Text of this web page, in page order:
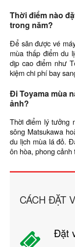
Thời điểm nào
trong năm?
Để săn được vé
mùa thấp điểm du
dịp cao điểm như
kiệm chi phí bay
Đi Toyama mùa
ảnh?
Thời điểm lý tưởng
sông Matsukawa
du lịch mùa lá đỏ.
ôn hòa, phong
CÁCH ĐẶT
Đặt